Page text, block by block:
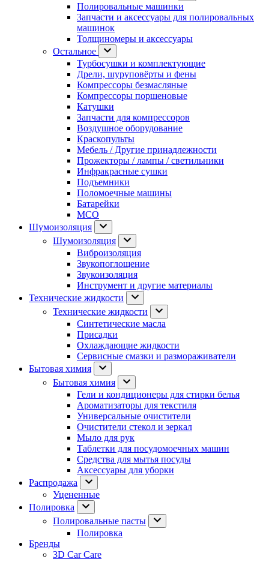
Полировальные машинки
Запчасти и аксессуары для полировальных
машинок
Толщиномеры и аксессуары
Остальное
Турбосушки и комплектующие
Дрели, шуруповёрты и фены
Компрессоры безмасляные
Компрессоры поршеновые
Катушки
Запчасти для компрессоров
Воздушное оборудование
Краскопульты
Мебель / Другие принадлежности
Прожекторы / лампы / светильники
Инфракрасные сушки
Подъемники
Поломоечные машины
Батарейки
МСО
Шумоизоляция
Шумоизоляция
Виброизоляция
Звукопоглощение
Звукоизоляция
Инструмент и другие материалы
Технические жидкости
Технические жидкости
Синтетические масла
Присадки
Охлаждающие жидкости
Сервисные смазки и размораживатели
Бытовая химия
Бытовая химия
Гели и кондиционеры для стирки белья
Ароматизаторы для текстиля
Универсальные очистители
Очистители стекол и зеркал
Мыло для рук
Таблетки для посудомоечных машин
Средства для мытья посуды
Аксессуары для уборки
Распродажа
Уцененные
Полировка
Полировальные пасты
Полировка
Бренды
3D Car Care